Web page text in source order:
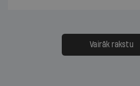
Vairāk rakstu